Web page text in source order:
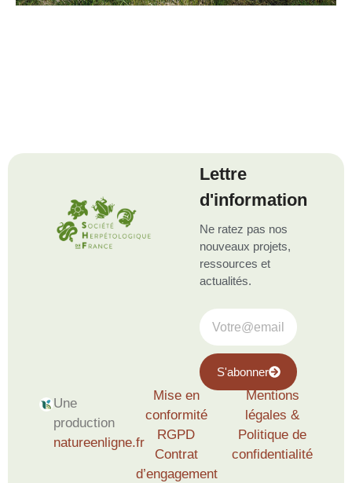
Lettre
d'information
Ne ratez pas nos
nouveaux projets,
ressources et
actualités.
S'abonner
Une
production
natureenligne.fr
Mise en
conformité
RGPD
Contrat
d’engagement
Mentions
légales &
Politique de
confidentialité